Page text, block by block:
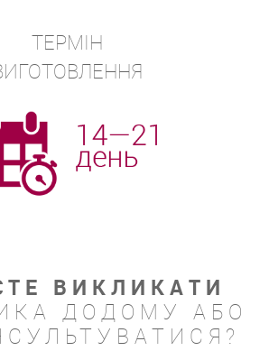
ТЕРМІН
ВИКЛИКАТИ
ДОДОМУ АБО